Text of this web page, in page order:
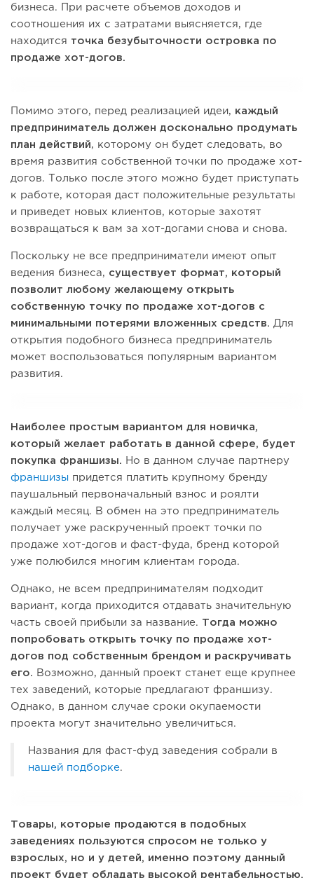
бизнеса. При расчете объемов доходов и
соотношения их с затратами выясняется, где
находится точка безубыточности островка по
продаже хот-догов.
Помимо этого, перед реализацией идеи, каждый
предприниматель должен досконально продумать
план действий, которому он будет следовать, во
время развития собственной точки по продаже хот-
догов. Только после этого можно будет приступать
к работе, которая даст положительные результаты
и приведет новых клиентов, которые захотят
возвращаться к вам за хот-догами снова и снова.
Поскольку не все предприниматели имеют опыт
ведения бизнеса, существует формат, который
позволит любому желающему открыть
собственную точку по продаже хот-догов с
минимальными потерями вложенных средств. Для
открытия подобного бизнеса предприниматель
может воспользоваться популярным вариантом
развития.
Наиболее простым вариантом для новичка,
который желает работать в данной сфере, будет
покупка франшизы. Но в данном случае партнеру
франшизы придется платить крупному бренду
паушальный первоначальный взнос и роялти
каждый месяц. В обмен на это предприниматель
получает уже раскрученный проект точки по
продаже хот-догов и фаст-фуда, бренд которой
уже полюбился многим клиентам города.
Однако, не всем предпринимателям подходит
вариант, когда приходится отдавать значительную
часть своей прибыли за название. Тогда можно
попробовать открыть точку по продаже хот-
догов под собственным брендом и раскручивать
его.
Возможно, данный проект станет еще крупнее
тех заведений, которые предлагают франшизу.
Однако, в данном случае сроки окупаемости
проекта могут значительно увеличиться.
Названия для фаст-фуд заведения собрали в
нашей подборке.
Товары, которые продаются в подобных
заведениях пользуются спросом не только у
взрослых, но и у детей, именно поэтому данный
проект будет обладать высокой рентабельностью.